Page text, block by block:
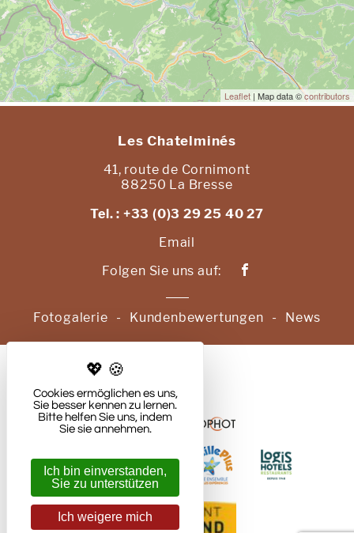
Leaflet | Map data ©contributors
Les Chatelminés
41, route de Cornimont
88250 La Bresse
Tel. : +33 (0)3 29 25 40 27
Email
Folgen Sie uns auf:
Fotogalerie Kundenbewertungen News
Erstellt von
Cookies ermöglichen es uns,
Sie besser kennen zu lernen.
Bitte helfen Sie uns, indem
Sie sie annehmen.
Ich bin einverstanden,
Sie zu unterstützen
Ich weigere mich